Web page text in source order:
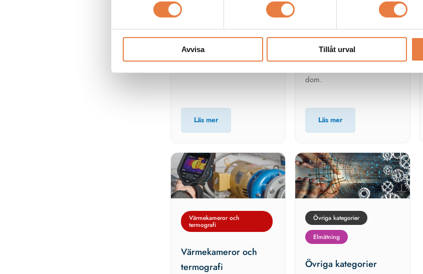
Avvisa Tillåt urval
Elsäkerhet
man undviker elolyckor m.m.
Läs mer
Jordfelsöverakning /
isolationsövervakning
Artiklar om isolerade nät (IT-
dom.
Läs mer
Värmekameror och
termografi
Värmekameror och
termografi
Övriga kategorier
Elmätning
Övriga kategorier